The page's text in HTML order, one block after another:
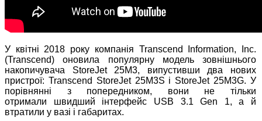
У квітні 2018 року компанія Transcend Information, Inc.
(Transcend) оновила популярну модель зовнішнього
накопичувача StoreJet 25M3, випустивши два нових
пристрої: Transcend StoreJet 25M3S і StoreJet 25M3G. У
порівнянні з попередником, вони не тільки
отримали швидший інтерфейс USB 3.1 Gen 1, а й
втратили у вазі і габаритах.